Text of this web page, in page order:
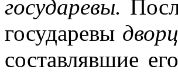
государевы.
государевы
составлявшие